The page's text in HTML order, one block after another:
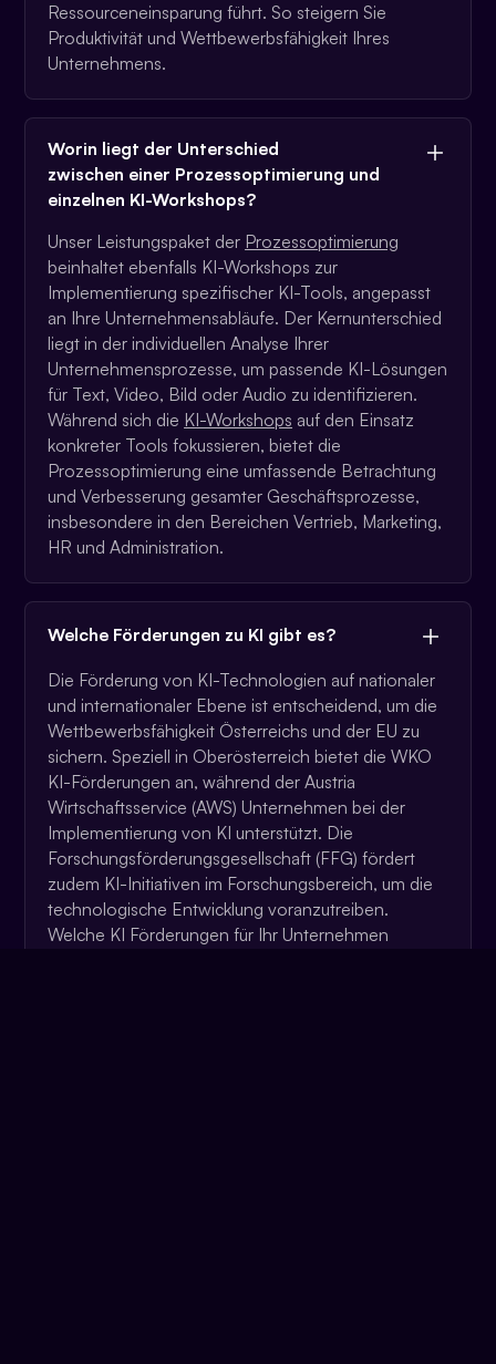
Ressourceneinsparung führt. So steigern Sie
Produktivität und Wettbewerbsfähigkeit Ihres
Unternehmens.
Worin liegt der Unterschied
zwischen einer Prozessoptimierung und
einzelnen KI-Workshops?
Unser Leistungspaket der Prozessoptimierung
beinhaltet ebenfalls KI-Workshops zur
Implementierung spezifischer KI-Tools, angepasst
an Ihre Unternehmensabläufe. Der Kernunterschied
liegt in der individuellen Analyse Ihrer
Unternehmensprozesse, um passende KI-Lösungen
für Text, Video, Bild oder Audio zu identifizieren.
Während sich die KI-Workshops auf den Einsatz
konkreter Tools fokussieren, bietet die
Prozessoptimierung eine umfassende Betrachtung
und Verbesserung gesamter Geschäftsprozesse,
insbesondere in den Bereichen Vertrieb, Marketing,
HR und Administration.
Welche Förderungen zu KI gibt es?
Die Förderung von KI-Technologien auf nationaler
und internationaler Ebene ist entscheidend, um die
Wettbewerbsfähigkeit Österreichs und der EU zu
sichern. Speziell in Oberösterreich bietet die WKO
KI-Förderungen an, während der Austria
Wirtschaftsservice (AWS) Unternehmen bei der
Implementierung von KI unterstützt. Die
Forschungsförderungsgesellschaft (FFG) fördert
zudem KI-Initiativen im Forschungsbereich, um die
technologische Entwicklung voranzutreiben.
Welche KI Förderungen für Ihr Unternehmen